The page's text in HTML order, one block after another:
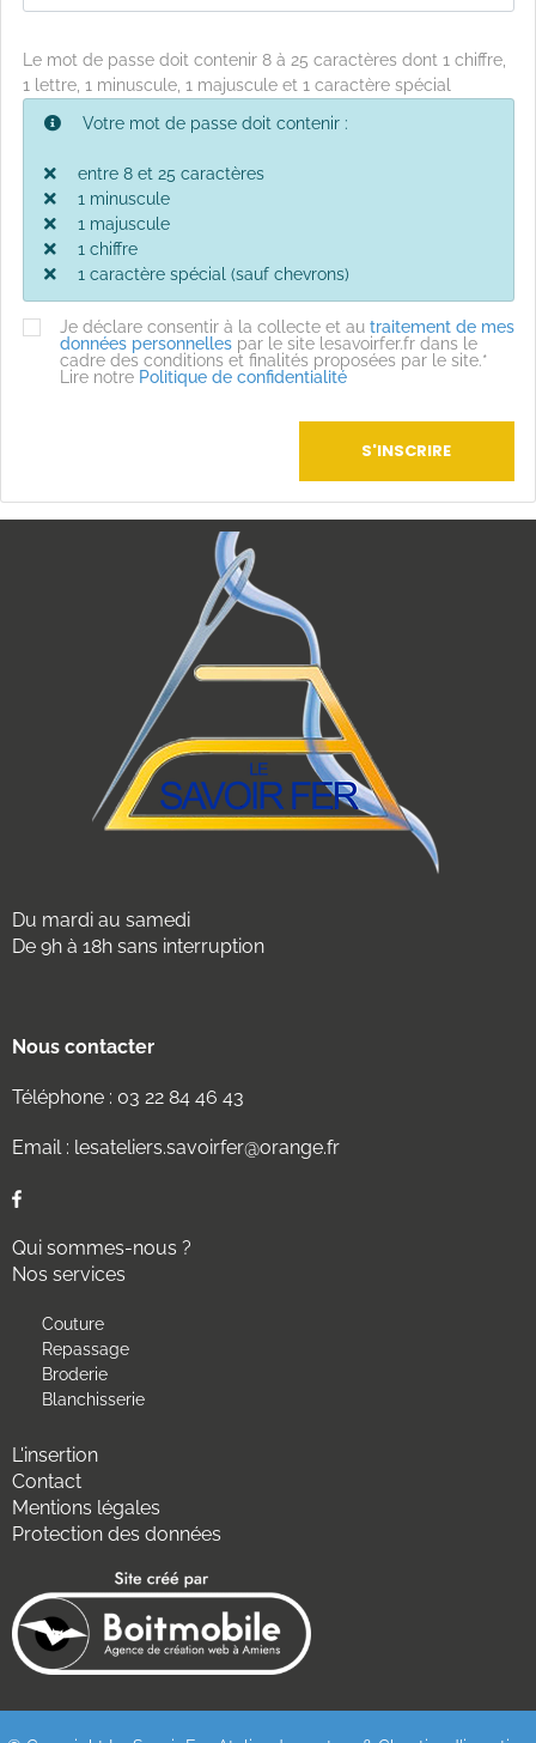
Le mot de passe doit contenir 8 à 25 caractères dont 1 chiffre,
1 lettre, 1 minuscule, 1 majuscule et 1 caractère spécial
Votre mot de passe doit contenir :
entre 8 et 25 caractères
1 minuscule
1 majuscule
1 chiffre
1 caractère spécial (sauf chevrons)
Je déclare consentir à la collecte et au traitement de mes
données personnellespar le site lesavoirfer.fr dans le
cadre des conditions et finalités proposées par le site.*
Lire notre Politique de confidentialité
S'INSCRIRE
Du mardi au samedi
De 9h à 18h sans interruption
Nous contacter
Téléphone : 03 22 84 46 43
Email : lesateliers.savoirfer@orange.fr
Qui sommes-nous ?
Nos services
Couture
Repassage
Broderie
Blanchisserie
L'insertion
Contact
Mentions légales
Protection des données